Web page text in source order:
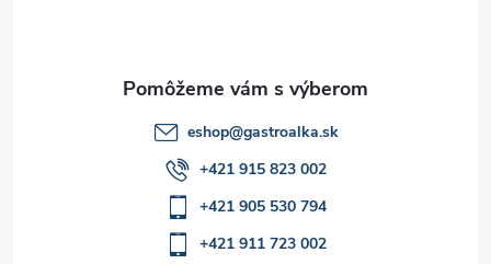
eshop@gastroalka.sk
+421 915 823 002
+421 905 530 794
+421 911 723 002